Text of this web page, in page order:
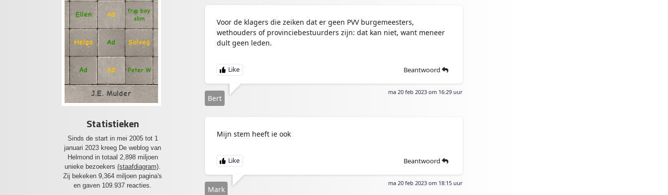
Ellen Ad fr@ boy
slim
Helga Ad Solveg
Ad Ad Peter W
J.E. Mulder
Statistieken
Sinds de start in mei 2005 tot 1
januari 2023 kreeg De weblog van
Helmond in totaal 2,898 miljoen
unieke bezoekers (staafdiagram)
Zij bekeken 9,364 miljoen pagina's
en gaven 109.937 reacties.
Voor de klagers die zeiken dat er geen PVV burgemeesters,
wethouders of provinciebestuurders zijn: dat kan niet, want meneer
dult geen leden.
Beantwoord
ma 20 feb 2023 om 16:29 uur
Bert
Mijn stem heeft ie ook
Beantwoord
ma 20 feb 2023 om 18:15 uur
Mark